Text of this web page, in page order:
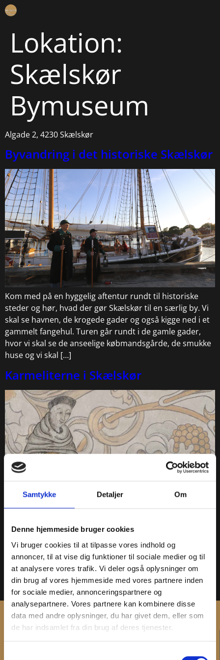
Samtykke Detaljer Om
Denne hjemmeside bruger cookies
Vi bruger cookies til at tilpasse vores indhold og
annoncer, til at vise dig funktioner til sociale medier og til
at analysere vores trafik. Vi deler også oplysninger om
din brug af vores hjemmeside med vores partnere inden
for sociale medier, annonceringspartnere og
analysepartnere. Vores partnere kan kombinere disse
data med andre oplysninger, du har givet dem, eller som
de har indsamlet fra din brug af deres tjenester.
Lokation:
Skælskør
Bymuseum
Algade 2, 4230 Skælskør
Byvandring i det historiske Skælskør
Kom med på en hyggelig aftentur rundt til historiske
steder og hør, hvad der gør Skælskør til en særlig by. Vi
skal se havnen, de krogede gader og også kigge ned i et
gammelt fangehul. Turen går rundt i de gamle gader,
hvor vi skal se de anseelige købmandsgårde, de smukke
huse og vi skal […]
Karmeliterne i Skælskør
Bymuseum kan I i sæsonen 2021 og 2022 opleve
særudstillingen Karmeliterne i Skælskør. Denne
munkeorden kom til Skælskør i 1400-tallet og byggede et
kloster i Algade, men hverken munkeorden eller kloster
nåede at få mere end ca. 100 år i byen. Udstillingen
fortæller om troen på himmel […]